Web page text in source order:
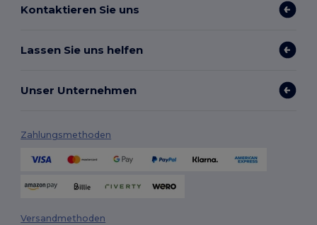
Kontaktieren Sie uns
Lassen Sie uns helfen
Unser Unternehmen
Zahlungsmethoden
Versandmethoden